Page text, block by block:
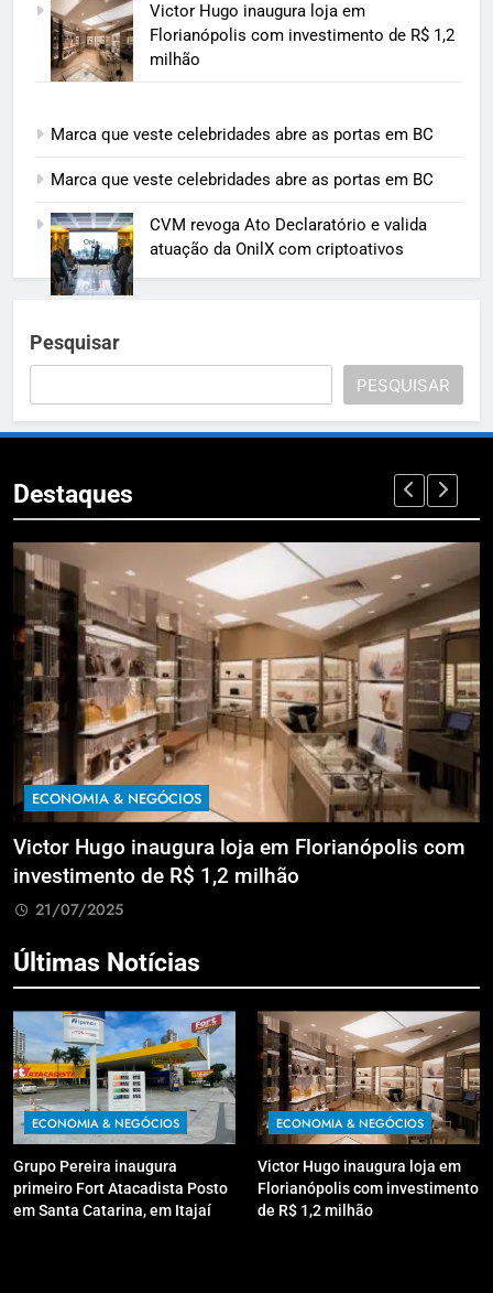
Victor Hugo inaugura loja em
Florianópolis com investimento de R$ 1,2
milhão
Marca que veste celebridades abre as portas em BC
Marca que veste celebridades abre as portas em BC
CVM revoga Ato Declaratório e valida
atuação da OnilX com criptoativos
Pesquisar
PESQUISAR
Destaques
ECONOMIA & NEGÓCIOS
Victor Hugo inaugura loja em Florianópolis com
investimento de R$ 1,2 milhão
21/07/2025
Últimas Notícias
ECONOMIA & NEGÓCIOS
Grupo Pereira inaugura
primeiro Fort Atacadista Posto
em Santa Catarina, em Itajaí
ECONOMIA & NEGÓCIOS
Victor Hugo inaugura loja em
Florianópolis com investimento
de R$ 1,2 milhão